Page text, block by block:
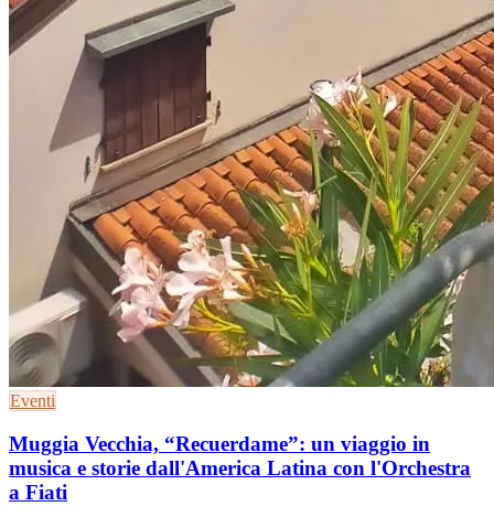
Eventi
Muggia Vecchia, “Recuerdame”: un viaggio in
musica e storie dall'America Latina con l'Orchestra
a Fiati